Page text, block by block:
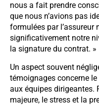
nous a fait prendre
que nous n’avions pas
formulées par l’assureur
significativement notre
la signature du contrat. »
Un aspect souvent
témoignages concerne
aux équipes dirigeantes.
majeure, le stress et la